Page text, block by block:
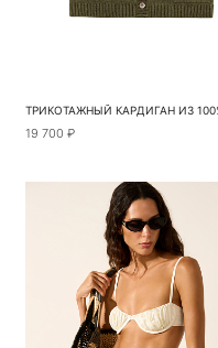
19 700 ₽